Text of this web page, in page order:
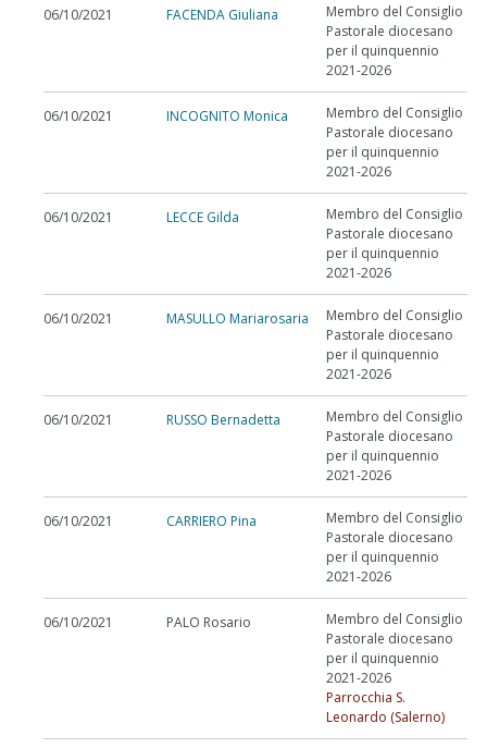
06/10/2021 FACENDA Giuliana
Membro del Consiglio
Pastorale diocesano
per il quinquennio
2021-2026
06/10/2021 INCOGNITO Monica
Membro del Consiglio
Pastorale diocesano
per il quinquennio
2021-2026
06/10/2021 LECCE Gilda
Membro del Consiglio
Pastorale diocesano
per il quinquennio
2021-2026
06/10/2021 MASULLO Mariarosaria
Membro del Consiglio
Pastorale diocesano
per il quinquennio
2021-2026
06/10/2021 RUSSO Bernadetta
Membro del Consiglio
Pastorale diocesano
per il quinquennio
2021-2026
06/10/2021 CARRIERO Pina
Membro del Consiglio
Pastorale diocesano
per il quinquennio
2021-2026
06/10/2021 PALO Rosario
Membro del Consiglio
Pastorale diocesano
per il quinquennio
2021-2026
Parrocchia S.
Leonardo (Salerno)